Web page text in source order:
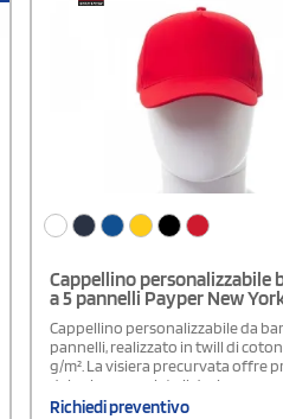
Cappellino personalizzabile
a 5 pannelli Payper New
Cappellino personalizzabile da
pannelli, realizzato in twill di
g/m². La visiera precurvata offre
dal sole e completa il design con
sportivo e versatile. Le asole
Richiedi preventivo